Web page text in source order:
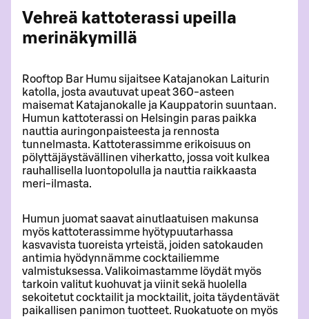
Vehreä kattoterassi upeilla
merinäkymillä
Rooftop Bar Humu sijaitsee Katajanokan Laiturin
katolla, josta avautuvat upeat 360-asteen
maisemat Katajanokalle ja Kauppatorin suuntaan.
Humun kattoterassi on Helsingin paras paikka
nauttia auringonpaisteesta ja rennosta
tunnelmasta. Kattoterassimme erikoisuus on
pölyttäjäystävällinen viherkatto, jossa voit kulkea
rauhallisella luontopolulla ja nauttia raikkaasta
meri-ilmasta.
Humun juomat saavat ainutlaatuisen makunsa
myös kattoterassimme hyötypuutarhassa
kasvavista tuoreista yrteistä, joiden satokauden
antimia hyödynnämme cocktailiemme
valmistuksessa. Valikoimastamme löydät myös
tarkoin valitut kuohuvat ja viinit sekä huolella
sekoitetut cocktailit ja mocktailit, joita täydentävät
paikallisen panimon tuotteet. Ruokatuote on myös